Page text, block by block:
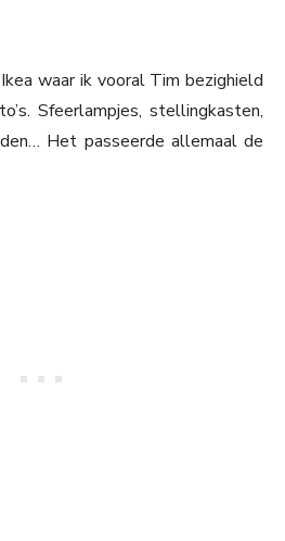
waar ik vooral Tim bezighield
Sfeerlampjes, stellingkasten,
Het passeerde allemaal de